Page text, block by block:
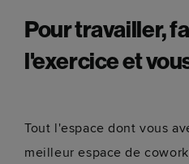
Pour travailler,
l'exercice et
Tout l'espace dont vous
meilleur espace de